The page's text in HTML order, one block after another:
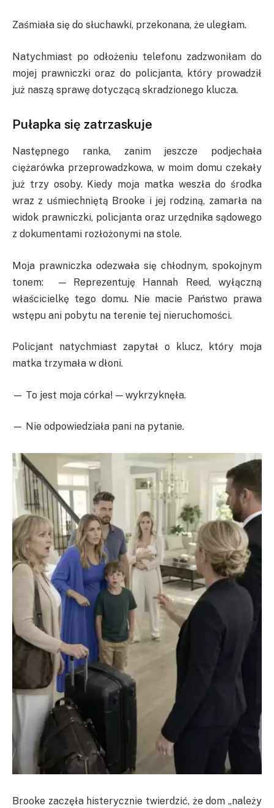
Zaśmiała się do słuchawki, przekonana, że uległam.
Natychmiast po odłożeniu telefonu zadzwoniłam do
mojej prawniczki oraz do policjanta, który prowadził
już naszą sprawę dotyczącą skradzionego klucza.
Pułapka się zatrzaskuje
Następnego ranka, zanim jeszcze podjechała
ciężarówka przeprowadzkowa, w moim domu czekały
już trzy osoby. Kiedy moja matka weszła do środka
wraz z uśmiechniętą Brooke i jej rodziną, zamarła na
widok prawniczki, policjanta oraz urzędnika sądowego
z dokumentami rozłożonymi na stole.
Moja prawniczka odezwała się chłodnym, spokojnym
tonem: — Reprezentuję Hannah Reed, wyłączną
właścicielkę tego domu. Nie macie Państwo prawa
wstępu ani pobytu na terenie tej nieruchomości.
Policjant natychmiast zapytał o klucz, który moja
matka trzymała w dłoni.
— To jest moja córka! — wykrzyknęła.
— Nie odpowiedziała pani na pytanie.
Brooke zaczęła histerycznie twierdzić, że dom „należy